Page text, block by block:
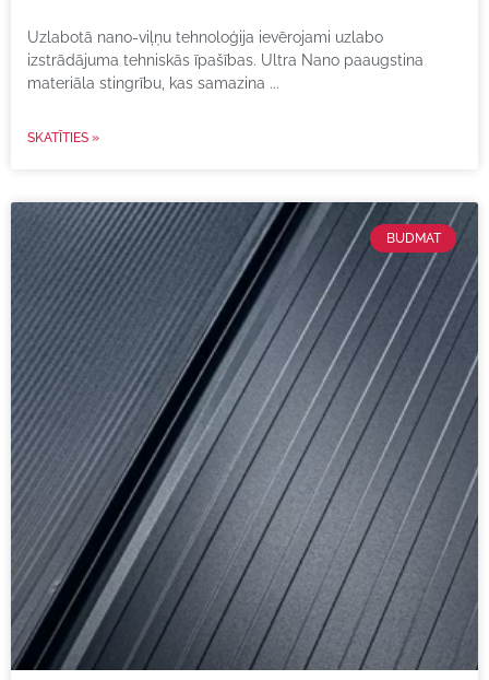
Uzlabotā nano-viļņu tehnoloģija ievērojami uzlabo
izstrādājuma tehniskās īpašības. Ultra Nano paaugstina
materiāla stingrību, kas samazina
SKATĪTIES »
BUDMAT